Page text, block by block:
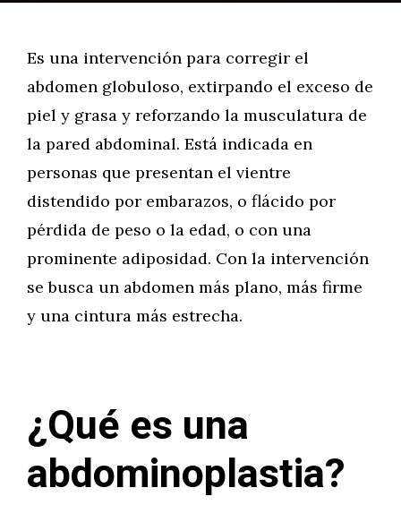
Es una intervención para corregir el
abdomen globuloso, extirpando el exceso de
piel y grasa y reforzando la musculatura de
la pared abdominal. Está indicada en
personas que presentan el vientre
distendido por embarazos, o flácido por
pérdida de peso o la edad, o con una
prominente adiposidad. Con la intervención
se busca un abdomen más plano, más firme
y una cintura más estrecha.
¿Qué es una
abdominoplastia?